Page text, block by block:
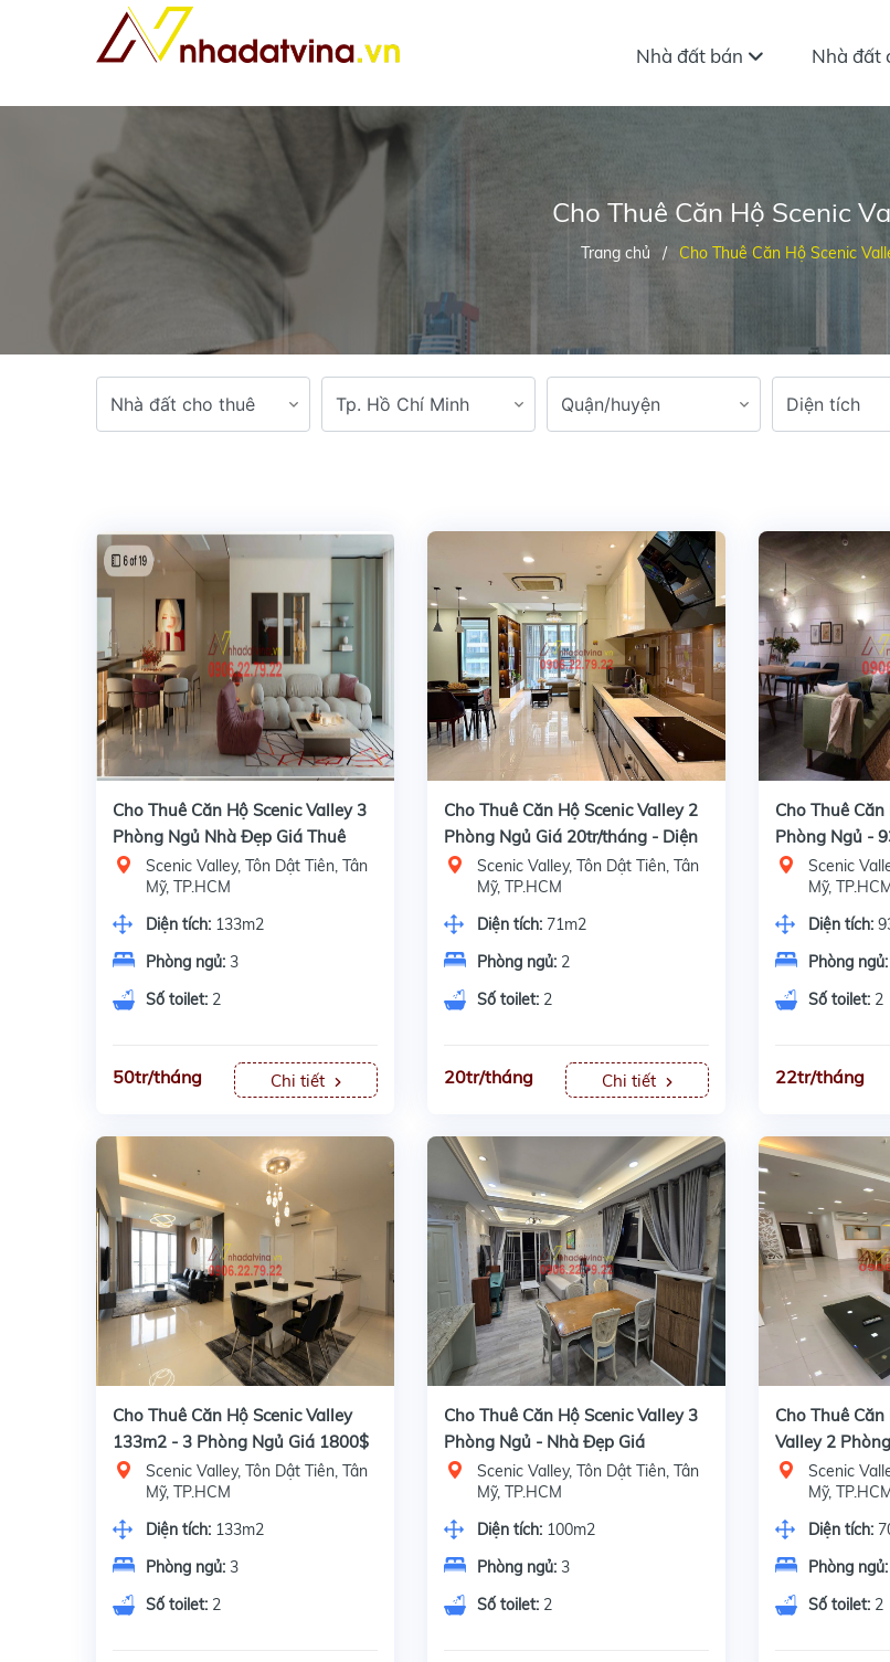
Nhà đất bán Nhà đất
Cho Thuê Căn Hộ Scenic
Trang chủ / Cho Thuê Căn Hộ Scenic
Cho Thuê Căn Hộ Scenic Valley 3
Phòng Ngủ Nhà Đẹp Giá Thuê
50tr/tháng
Scenic Valley, Tôn Dật Tiên, Tân
Mỹ, TP.HCM
Diện tích: 133m2
Phòng ngủ: 3
Số toilet: 2
50tr/tháng Chi tiết
Cho Thuê Căn Hộ Scenic Valley 2
Phòng Ngủ Giá 20tr/tháng - Diện
Tích 71m2
Scenic Valley, Tôn Dật Tiên, Tân
Mỹ, TP.HCM
Diện tích: 71m2
Phòng ngủ: 2
Số toilet: 2
20tr/tháng Chi tiết
Cho Thuê
Phòng Ngủ -
Scenic
Mỹ,
Diện tích:
Phòng ngủ:
Số toilet: 2
22tr/tháng
Cho Thuê Căn Hộ Scenic Valley
133m2 - 3 Phòng Ngủ Giá 1800$
Scenic Valley, Tôn Dật Tiên, Tân
Mỹ, TP.HCM
Diện tích: 133m2
Phòng ngủ: 3
Số toilet: 2
Cho Thuê Căn Hộ Scenic Valley 3
Phòng Ngủ - Nhà Đẹp Giá
28tr/tháng
Scenic Valley, Tôn Dật Tiên, Tân
Mỹ, TP.HCM
Diện tích: 100m2
Phòng ngủ: 3
Số toilet: 2
Cho Thuê
Valley 2
Scenic
Mỹ,
Diện tích:
Phòng ngủ:
Số toilet: 2